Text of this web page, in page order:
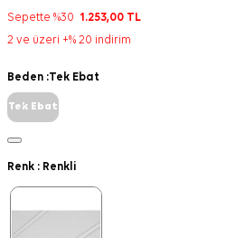
Sepette %30 1.253,00 TL
2 ve üzeri +% 20 indirim
Beden :Tek Ebat
Tek Ebat
Renk : Renkli